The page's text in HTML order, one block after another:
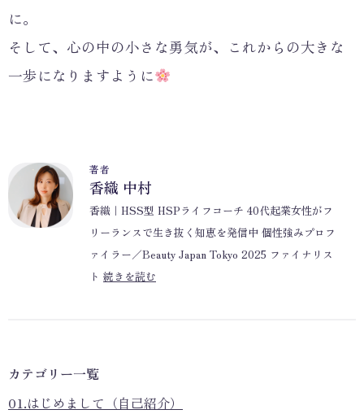
に。
そして、心の中の小さな勇気が、これからの大きな
一歩になりますように
著者
香織 中村
香織｜HSS型 HSPライフコーチ 40代起業女性がフ
リーランスで生き抜く知恵を発信中 個性強みプロフ
ァイラー／Beauty Japan Tokyo 2025 ファイナリス
ト 続きを読む
カテゴリー一覧
01.はじめまして（自己紹介）